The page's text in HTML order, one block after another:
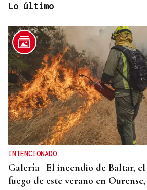
REFORMAS
Donald Trump deberá pedir
para construir el salón de baile
Lo último
INTENCIONADO
Galería | El incendio de Baltar,
fuego de este verano en